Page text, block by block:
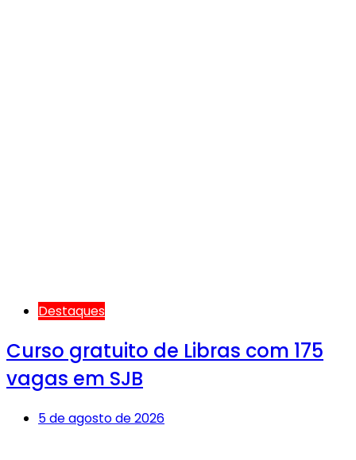
Destaques
Curso gratuito de Libras com 175
vagas em SJB
5 de agosto de 2026